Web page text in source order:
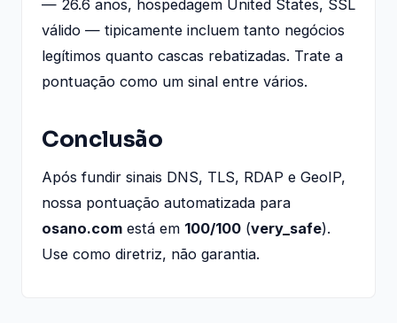
— 26.6 anos, hospedagem United States, SSL
válido — tipicamente incluem tanto negócios
legítimos quanto cascas rebatizadas. Trate a
pontuação como um sinal entre vários.
Conclusão
Após fundir sinais DNS, TLS, RDAP e GeoIP,
nossa pontuação automatizada para
osano.com está em 100/100 (very_safe).
Use como diretriz, não garantia.